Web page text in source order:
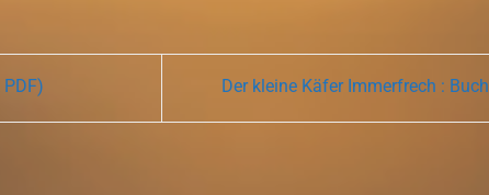
PDF) Der kleine Käfer Immerfrech : Buch